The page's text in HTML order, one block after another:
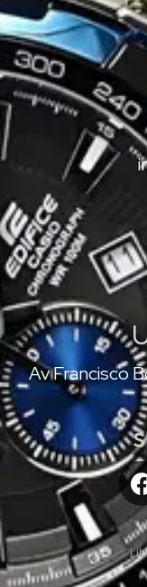
Av Francisco